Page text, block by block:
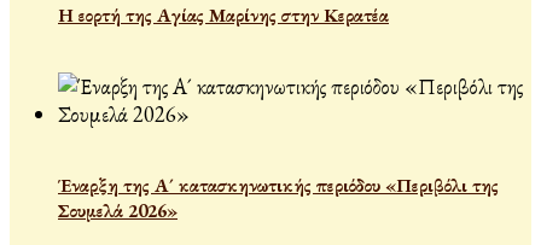
Η εορτή της Αγίας Μαρίνης στην Κερατέα
Έναρξη της Α´ κατασκηνωτικής περιόδου «Περιβόλι της
Σουμελά 2026»